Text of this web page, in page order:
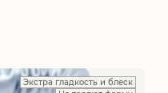
Экстра гладкость и блеск